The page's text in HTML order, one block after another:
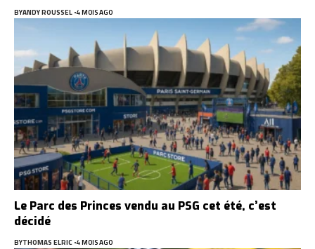
BYANDY ROUSSEL 4 MOIS AGO
Le Parc des Princes vendu au PSG cet été, c’est
décidé
BYTHOMAS ELRIC 4 MOIS AGO